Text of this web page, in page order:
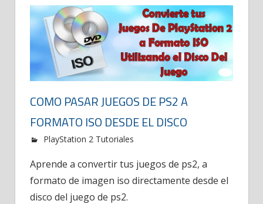
COMO PASAR JUEGOS DE PS2 A
FORMATO ISO DESDE EL DISCO
PlayStation 2 Tutoriales
Aprende a convertir tus juegos de ps2, a
formato de imagen iso directamente desde el
disco del juego de ps2.